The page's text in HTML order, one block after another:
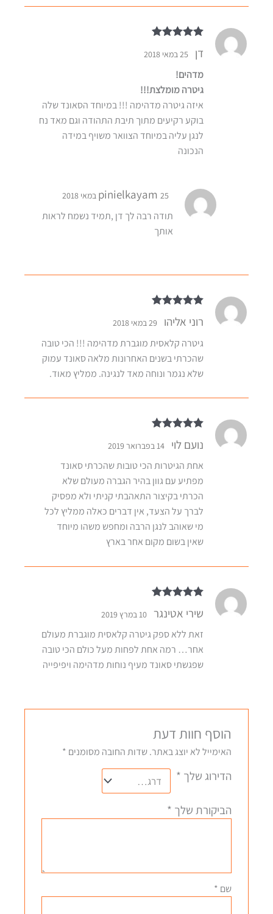
דן 25 במאי 2018
מדהים!
גיטרה מומלצת!!!
איזה גיטרה מדהימה !!! במיוחד הסאונד שלה
בוקע רקיעים מתוך תיבת התהודה וגם מאד נח
לנגן עליה במיוחד הצוואר משויף במידה
הנכונה
pinielkayam 25 במאי 2018
תודה רבה לך דן ,תמיד נשמח לראות
אותך
רוני אליהו 29 במאי 2018
גיטרה קלאסית מוגברת מדהימה !!! הכי טובה
שהכרתי בשנים האחרונות מלאה סאונד עמוק
שלא נגמר ונוחה מאד לנגינה. ממליץ מאוד.
נועם לוי 14 בפברואר 2019
אחת הגיטרות הכי טובות שהכרתי סאונד
מפתיע עם גוון בהיר הגברה מעולם שלא
הכרתי בקיצור התאהבתי קניתי ולא מפסיק
לברך על הצעד, אין דברים כאלה ממליץ לכל
מי שאוהב לנגן הרבה ומחפש משהו מיוחד
שאין בשום מקום אחר בארץ
שירי אטינגר 10 במרץ 2019
זאת ללא ספק גיטרה קלאסית מוגברת מעולם
אחר… רמה אחת לפחות מעל כולם הכי טובה
שפגשתי סאונד מעיף נוחות מדהימה ויפיפייה
הוסף חוות דעת
האימייל לא יוצג באתר.שדות החובה מסומנים *
הדירוג שלך *
הביקורת שלך *
שם *